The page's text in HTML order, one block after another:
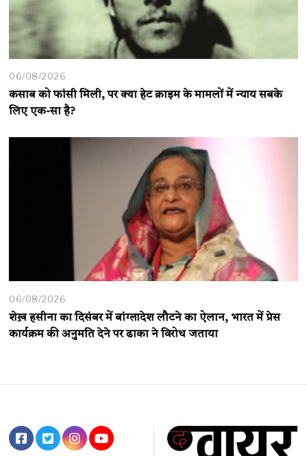
06/08/2026
कसाब को फांसी मिली, पर क्या हेट क्राइम के मामलों में न्याय सबके
लिए एक-सा है?
06/08/2026
शेख़ हसीना का दिसंबर में बांग्लादेश लौटने का ऐलान, भारत में प्रेस
कार्यक्रम की अनुमति देने पर ढाका ने विरोध जताया